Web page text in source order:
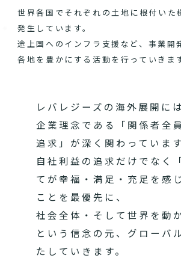
世界各国でそれぞれの土地に根付いた
発生しています。
途上国へのインフラ支援など、事業開
各地を豊かにする活動を行っていきま
レバレジーズの海外展開には
企業理念である「関係者全
追求」が深く関わっています
自社利益の追求だけでなく
てが幸福・満足・充足を感
ことを最優先に、
社会全体・そして世界を動
という信念の元、グローバ
たしていきます。